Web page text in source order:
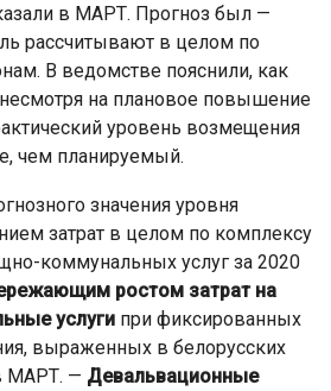
в МАРТ. Прогноз был —
рассчитывают в целом по
В ведомстве пояснили, как
несмотря на плановое повышение
уровень возмещения
чем планируемый.
значения уровня
затрат в целом по комплексу
коммунальных услуг за 2020
ростом затрат на
услуги при фиксированных
выраженных в белорусских
МАРТ. — Девальвационные